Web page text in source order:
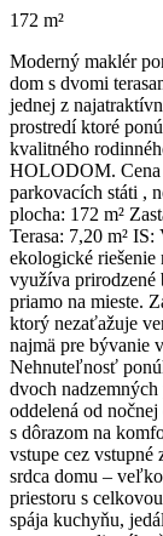
172 m²
Moderný maklér
dom s dvomi
jednej z
prostredí ktoré
kvalitného
HOLODOM. Cena
parkovacích státi ,
plocha: 172 m²
Terasa: 7,20 m²
ekologické
využíva prirodzené
priamo na mieste.
ktorý nezaťažuje
najmä pre bývanie
Nehnuteľnosť
dvoch
oddelená od
s dôrazom na
vstupe cez vstupné
srdca domu –
priestoru s
spája kuchyňu,